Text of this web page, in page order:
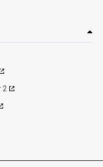
2